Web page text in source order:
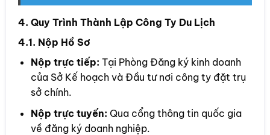
4. Quy Trình Thành Lập Công Ty Du Lịch
4.1. Nộp Hồ Sơ
Nộp trực tiếp: Tại Phòng Đăng ký kinh doanh
của Sở Kế hoạch và Đầu tư nơi công ty đặt trụ
sở chính.
Nộp trực tuyến: Qua cổng thông tin quốc gia
về đăng ký doanh nghiệp.